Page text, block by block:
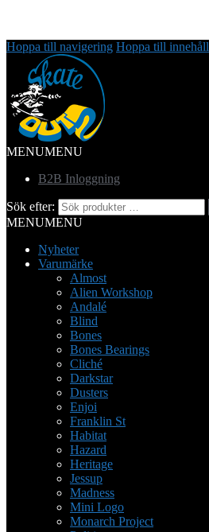
Hoppa till navigering Hoppa till innehåll
MENUMENU
B2B Inloggning
Sök efter:
MENUMENU
Nyheter
Varumärke
Almost
Alien Workshop
Andalé
Blind
Bones
Bones Bearings
Cliché
Darkstar
Dusters
Enjoi
Franklin St
Habitat
Hazard
Heritage
Jessup
Madness
Mini Logo
Monarch Project